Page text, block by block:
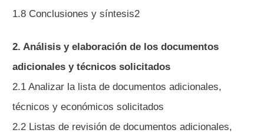
1.8 Conclusiones y síntesis2
2. Análisis y elaboración de los documentos
adicionales y técnicos solicitados
2.1 Analizar la lista de documentos adicionales,
técnicos y económicos solicitados
2.2 Listas de revisión de documentos adicionales,